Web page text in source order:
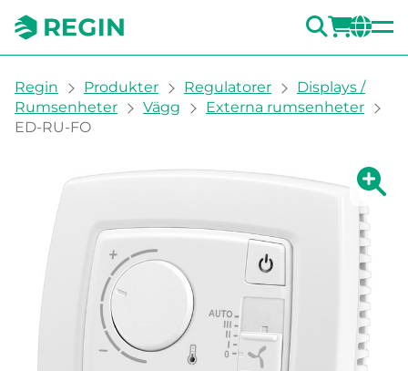
SÖK
You are here:
Regin Produkter Regulatorer
Displays /
Rumsenheter
Vägg
Externa rumsenheter
ED-RU-FO
Visa